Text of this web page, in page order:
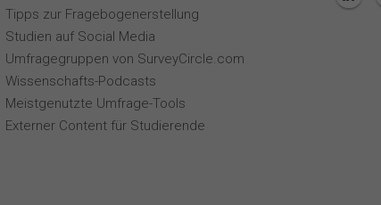
Tipps zur Fragebogenerstellung
Studien auf Social Media
Umfragegruppen von SurveyCircle.com
Wissenschafts-Podcasts
Meistgenutzte Umfrage-Tools
Externer Content für Studierende